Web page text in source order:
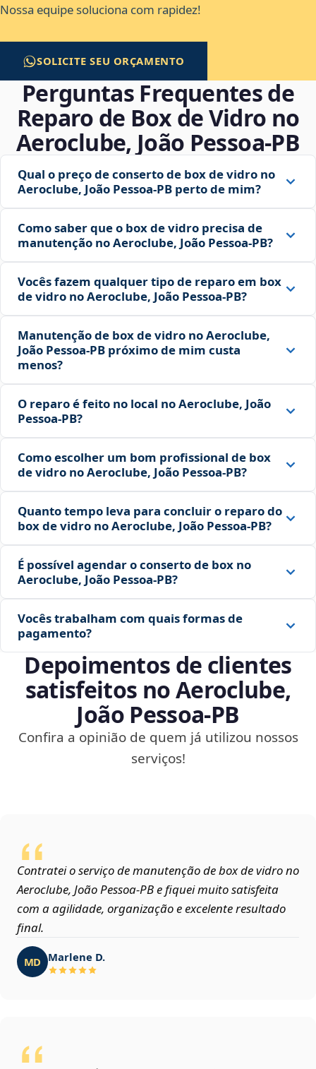
Nossa equipe soluciona com rapidez!
SOLICITE SEU ORÇAMENTO
Perguntas Frequentes de
Reparo de Box de Vidro no
Aeroclube, João Pessoa‑PB
Qual o preço de conserto de box de vidro no
Aeroclube, João Pessoa‑PB perto de mim?
Como saber que o box de vidro precisa de
manutenção no Aeroclube, João Pessoa‑PB?
Vocês fazem qualquer tipo de reparo em box
de vidro no Aeroclube, João Pessoa‑PB?
Manutenção de box de vidro no Aeroclube,
João Pessoa‑PB próximo de mim custa
menos?
O reparo é feito no local no Aeroclube, João
Pessoa‑PB?
Como escolher um bom profissional de box
de vidro no Aeroclube, João Pessoa‑PB?
Quanto tempo leva para concluir o reparo do
box de vidro no Aeroclube, João Pessoa‑PB?
É possível agendar o conserto de box no
Aeroclube, João Pessoa‑PB?
Vocês trabalham com quais formas de
pagamento?
Depoimentos de clientes
satisfeitos no Aeroclube,
João Pessoa‑PB
Confira a opinião de quem já utilizou nossos
serviços!
Contratei o serviço de manutenção de box de vidro no
Aeroclube, João Pessoa‑PB e fiquei muito satisfeita
com a agilidade, organização e excelente resultado
final.
MD Marlene D.